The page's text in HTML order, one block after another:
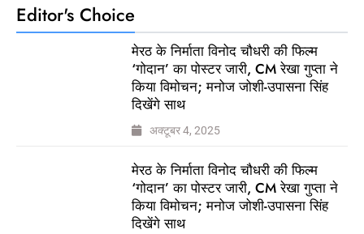
Editor's Choice
मेरठ के निर्माता विनोद चौधरी की फिल्म
‘गोदान’ का पोस्टर जारी, CM रेखा गुप्ता ने
किया विमोचन; मनोज जोशी-उपासना सिंह
दिखेंगे साथ
अक्टूबर 4, 2025
मेरठ के निर्माता विनोद चौधरी की फिल्म
‘गोदान’ का पोस्टर जारी, CM रेखा गुप्ता ने
किया विमोचन; मनोज जोशी-उपासना सिंह
दिखेंगे साथ